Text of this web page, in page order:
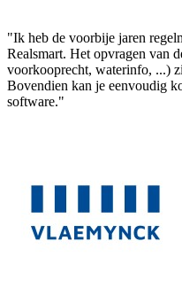
"Ik heb de voorbije jaren
Realsmart. Het opvragen van
voorkooprecht, waterinfo, ...)
Bovendien kan je eenvoudig
software."